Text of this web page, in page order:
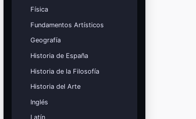
Física
Fundamentos Artísticos
Geografía
Historia de España
Historia de la Filosofía
Historia del Arte
Inglés
Latín